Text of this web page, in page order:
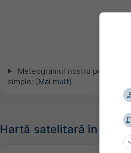
Meteogramul nostru pe 5 zile
simple: [Mai mult]
Hartă satelitară în